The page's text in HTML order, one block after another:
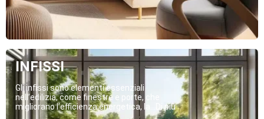
INFISSI
Gli infissi sono elementi essenziali
nell’edilizia, come finestre e porte, che
migliorano l’efficienza energetica, la...Di più